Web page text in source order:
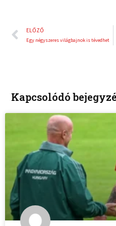
Előző
ELŐZŐ
Egy négyszeres világbajnok is tévedhet
Kapcsolódó